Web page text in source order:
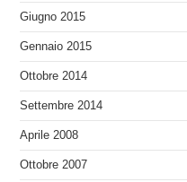
Giugno 2015
Gennaio 2015
Ottobre 2014
Settembre 2014
Aprile 2008
Ottobre 2007